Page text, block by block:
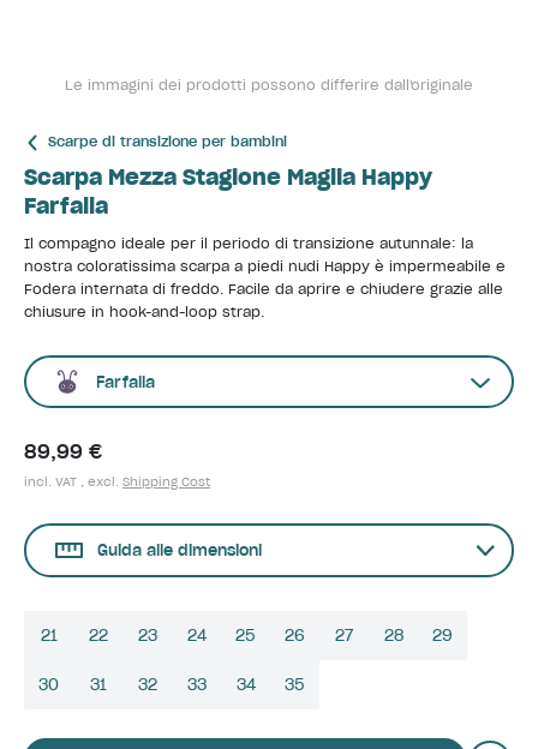
Le immagini dei prodotti possono differire dall'originale
Scarpe di transizione per bambini
Scarpa Mezza Stagione Maglia Happy
Farfalla
Il compagno ideale per il periodo di transizione autunnale: la
nostra coloratissima scarpa a piedi nudi Happy è impermeabile e
Fodera internata di freddo. Facile da aprire e chiudere grazie alle
chiusure in hook-and-loop strap.
Farfalla
89,99 €
incl. VAT , excl. Shipping Cost
Guida alle dimensioni
21 22 23 24 25 26 27 28 29
30 31 32 33 34 35